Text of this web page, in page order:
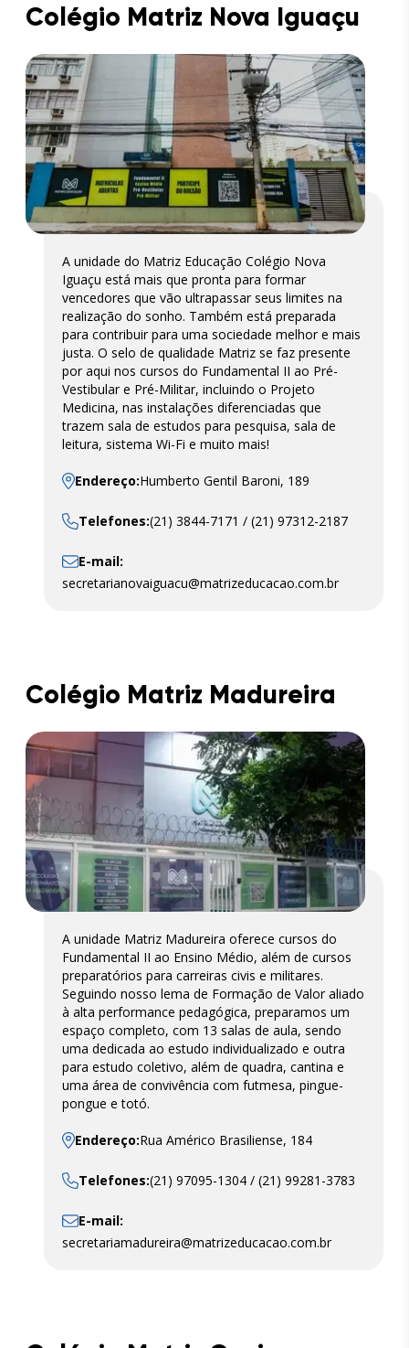
Colégio Matriz Nova Iguaçu
A unidade do Matriz Educação Colégio Nova
Iguaçu está mais que pronta para formar
vencedores que vão ultrapassar seus limites na
realização do sonho. Também está preparada
para contribuir para uma sociedade melhor e mais
justa. O selo de qualidade Matriz se faz presente
por aqui nos cursos do Fundamental II ao Pré-
Vestibular e Pré-Militar, incluindo o Projeto
Medicina, nas instalações diferenciadas que
trazem sala de estudos para pesquisa, sala de
leitura, sistema Wi-Fi e muito mais!
Endereço:Humberto Gentil Baroni, 189
Telefones:(21) 3844-7171 / (21) 97312-2187
E-mail:
secretarianovaiguacu@matrizeducacao.com.br
Colégio Matriz Madureira
A unidade Matriz Madureira oferece cursos do
Fundamental II ao Ensino Médio, além de cursos
preparatórios para carreiras civis e militares.
Seguindo nosso lema de Formação de Valor aliado
à alta performance pedagógica, preparamos um
espaço completo, com 13 salas de aula, sendo
uma dedicada ao estudo individualizado e outra
para estudo coletivo, além de quadra, cantina e
uma área de convivência com futmesa, pingue-
pongue e totó.
Endereço:Rua Américo Brasiliense, 184
Telefones:(21) 97095-1304 / (21) 99281-3783
E-mail:
secretariamadureira@matrizeducacao.com.br